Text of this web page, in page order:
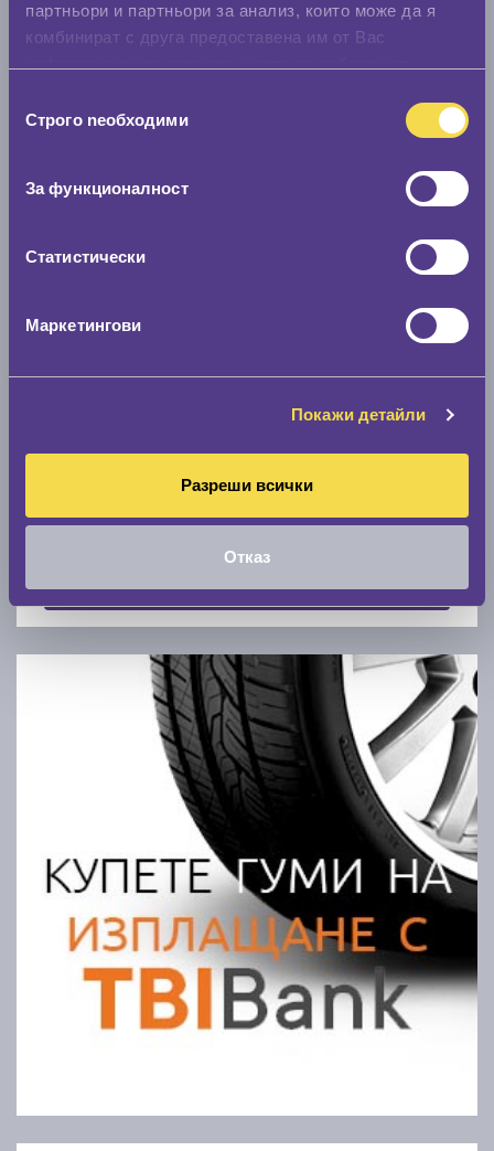
партньори и партньори за анализ, които може да я
комбинират с друга предоставена им от Вас
наСтрого nеобходими
За функционалност
Статистически
Маркетингови
Покажи детайли
Разреши всички
Отказ
Стар размер
0 мм.
Скоростомер при 100
Покажи гуми